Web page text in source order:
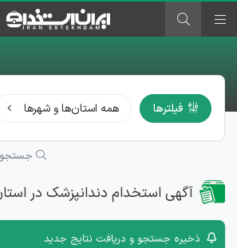
فیلترها همه استان‌ها و شهرها
آگهی استخدام دندانپزشک در
ذخیره جستجو و دریافت نتایج جدید